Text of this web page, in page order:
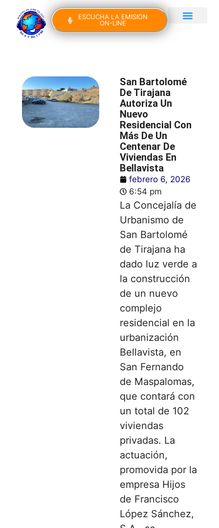
ESCUCHA LA EMISION
ON-LINE
San Bartolomé
De Tirajana
Autoriza Un
Nuevo
Residencial Con
Más De Un
Centenar De
Viviendas En
Bellavista
febrero 6, 2026
6:54 pm
La Concejalía de
Urbanismo de
San Bartolomé
de Tirajana ha
dado luz verde a
la construcción
de un nuevo
complejo
residencial en la
urbanización
Bellavista, en
San Fernando
de Maspalomas,
que contará con
un total de 102
viviendas
privadas. La
actuación,
promovida por la
empresa Hijos
de Francisco
López Sánchez,